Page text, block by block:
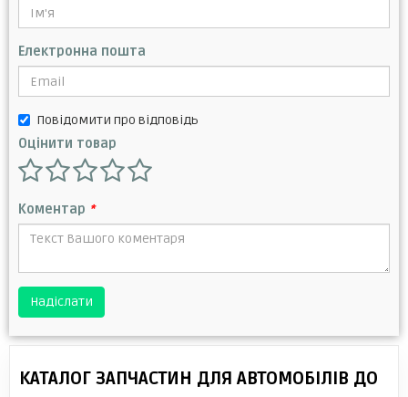
Електронна пошта
Повідомити про відповідь
Оцінити товар
Коментар *
Надіслати
КАТАЛОГ ЗАПЧАСТИН ДЛЯ АВТОМОБІЛІВ ДО